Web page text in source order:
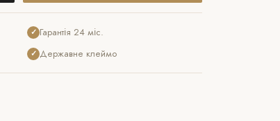
✓ Гарантія 24 міс.
✓ Державне клеймо